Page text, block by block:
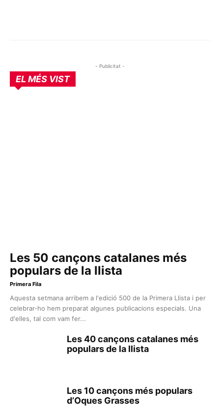
- Publicitat -
EL MÉS VIST
Les 50 cançons catalanes més
populars de la llista
Primera Fila
Aquesta setmana arribem a l'edició 500 de la Primera Llista i per
celebrar-ho hem preparat algunes publicacions especials. Una
d'elles, tal com vam fer...
Les 40 cançons catalanes més
populars de la llista
Les 10 cançons més populars
d’Oques Grasses